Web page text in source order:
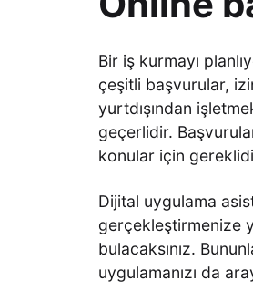
Bir iş kurmayı
çeşitli başvurular,
yurtdışından
geçerlidir.
konular için
Dijital uygulama
gerçekleştirmenize
bulacaksınız.
uygulamanızı da